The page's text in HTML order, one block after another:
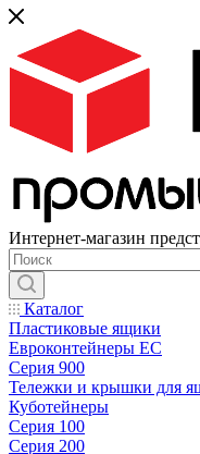
Интернет-магазин
Каталог
Пластиковые ящики
Евроконтейнеры ЕС
Серия 900
Тележки и крышки для
Куботейнеры
Серия 100
Серия 200